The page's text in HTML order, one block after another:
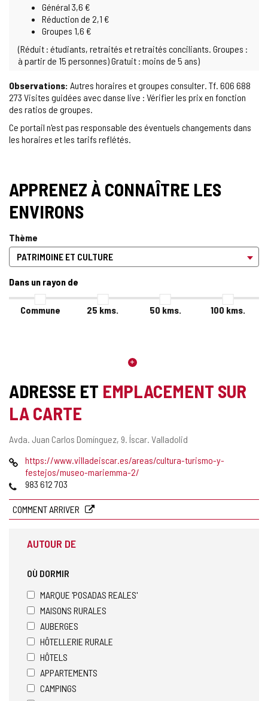
Général 3,6 €
Réduction de 2,1 €
Groupes 1,6 €
(Réduit : étudiants, retraités et retraités conciliants. Groupes :
à partir de 15 personnes) Gratuit : moins de 5 ans)
Observations: Autres horaires et groupes consulter. Tf. 606 688
273 Visites guidées avec danse live : Vérifier les prix en fonction
des ratios de groupes.
Ce portail n'est pas responsable des éventuels changements dans
les horaires et les tarifs reflétés.
APPRENEZ À CONNAÎTRE LES
ENVIRONS
Thème
Dans un rayon de
Commune 25 kms. 50 kms. 100 kms.
ADRESSE ET EMPLACEMENT SUR
LA CARTE
Adresse
Avda. Juan Carlos Domínguez, 9. Íscar. Valladolid
Page
Web
https://www.villadeiscar.es/areas/cultura-turismo-y-
festejos/museo-mariemma-2/
Téléphones
983 612 703
COMMENT ARRIVER
AUTOUR DE
OÙ DORMIR
MARQUE 'POSADAS REALES'
MAISONS RURALES
AUBERGES
HÔTELLERIE RURALE
HÔTELS
APPARTEMENTS
CAMPINGS